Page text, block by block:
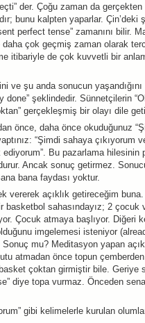
der. Çoğu zaman da gerçekten
bunu kalpten yaparlar. Çin’deki
perfect tense” zamanını bilir.
çok geçmiş zaman olarak
itibariyle de çok kuvvetli bir
ve şu anda sonucun
done” şeklindedir. Sünnetçilerin
gerçekleşmiş bir olayı dile
önce, daha önce okuduğunuz
“Şimdi sahaya çıkıyorum
Bu pazarlama hilesinin
Ancak sonuç getirmez.
bana faydası yoktur.
vererek açıklık getireceğim
basketbol sahasındayız; 2 çocuk
Çocuk atmaya başlıyor. Diğeri
imgelemesi isteniyor
Sonuç mu? Meditasyon yapan
atmadan önce topun
çoktan girmiştir bile. Geriye
diye topa vurmaz. Önceden
gibi kelimelerle kurulan